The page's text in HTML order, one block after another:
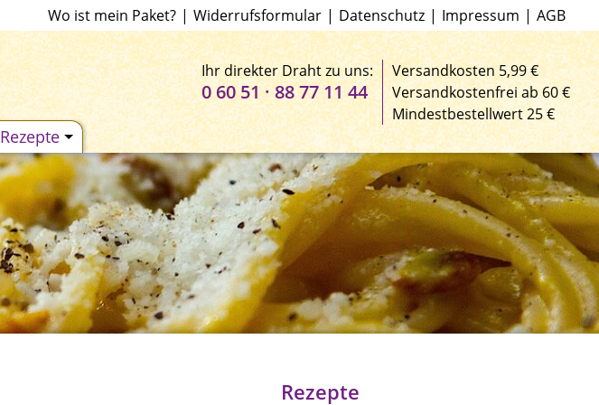
Wo ist mein Paket? | Widerrufsformular | Datenschutz | Impressum | AGB
Ihr direkter Draht zu uns:
0 60 51 · 88 77 11 44
Versandkosten 5,99 €
Versandkostenfrei ab 60 €
Mindestbestellwert 25 €
Rezepte
Rezepte